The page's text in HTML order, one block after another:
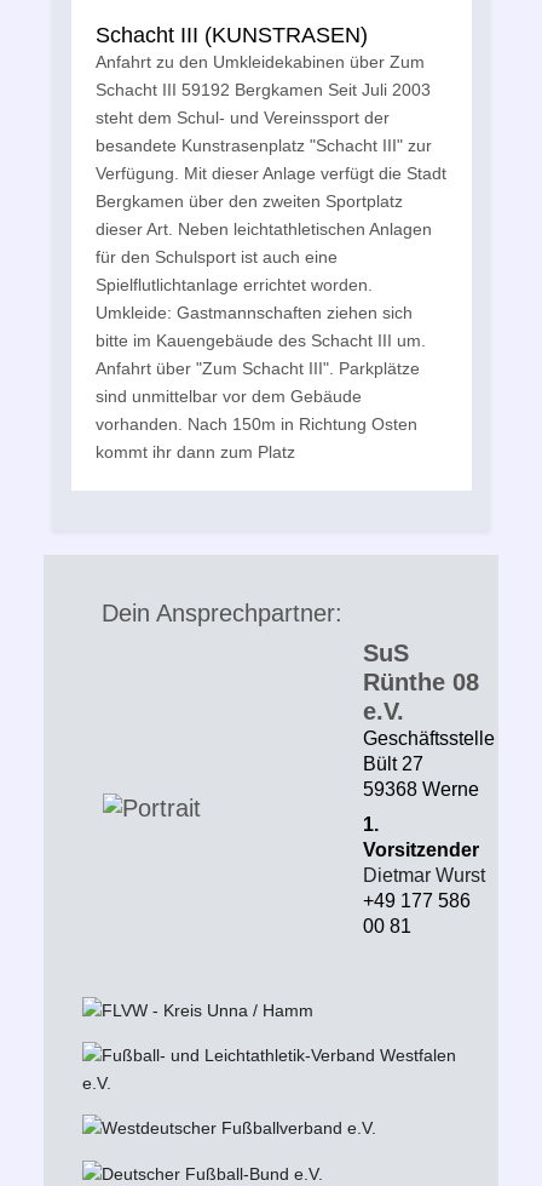
Schacht III (KUNSTRASEN)
Anfahrt zu den Umkleidekabinen über Zum
Schacht III 59192 Bergkamen Seit Juli 2003
steht dem Schul- und Vereinssport der
besandete Kunstrasenplatz "Schacht III" zur
Verfügung. Mit dieser Anlage verfügt die Stadt
Bergkamen über den zweiten Sportplatz
dieser Art. Neben leichtathletischen Anlagen
für den Schulsport ist auch eine
Spielflutlichtanlage errichtet worden.
Umkleide: Gastmannschaften ziehen sich
bitte im Kauengebäude des Schacht III um.
Anfahrt über "Zum Schacht III". Parkplätze
sind unmittelbar vor dem Gebäude
vorhanden. Nach 150m in Richtung Osten
kommt ihr dann zum Platz
Dein Ansprechpartner:
SuS
Rünthe 08
e.V.
Geschäftsstelle
Bült 27
59368 Werne
1.
Vorsitzender
Dietmar Wurst
+49 177 586
00 81